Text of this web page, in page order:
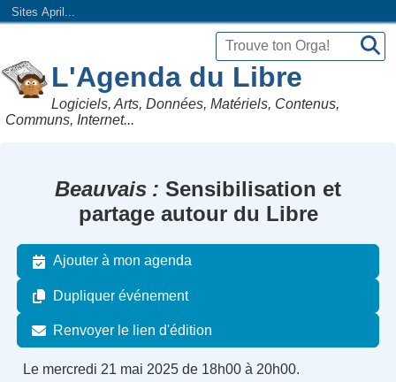
Sites April...
L'Agenda du Libre
Logiciels, Arts, Données, Matériels, Contenus,
Communs, Internet...
Beauvais
Sensibilisation et
partage autour du Libre
Ajouter à mon agenda
Dupliquer événement
Renvoyer le lien d'édition
Le mercredi 21 mai 2025 de 18h00 à 20h00.